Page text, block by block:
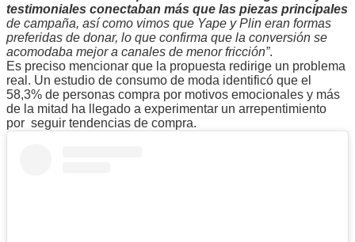
testimoniales conectaban más que las piezas principales
de campaña, así como vimos que Yape y Plin eran formas
preferidas de donar, lo que confirma que la conversión se
acomodaba mejor a canales de menor fricción”.
Es preciso mencionar que la propuesta redirige un problema
real. Un estudio de consumo de moda identificó que el
58,3% de personas compra por motivos emocionales y más
de la mitad ha llegado a experimentar un arrepentimiento
por seguir tendencias de compra.